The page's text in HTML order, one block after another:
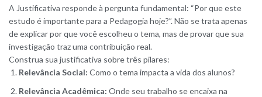
A Justificativa responde à pergunta fundamental: “Por que este
estudo é importante para a Pedagogia hoje?”. Não se trata apenas
de explicar por que você escolheu o tema, mas de provar que sua
investigação traz uma contribuição real.
Construa sua justificativa sobre três pilares:
Relevância Social: Como o tema impacta a vida dos alunos?
Relevância Acadêmica: Onde seu trabalho se encaixa na